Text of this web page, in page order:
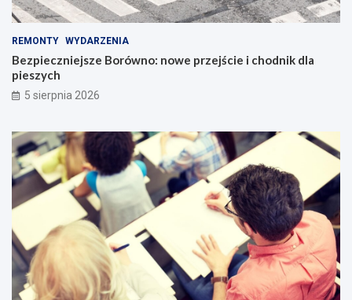
REMONTY WYDARZENIA
Bezpieczniejsze Borówno: nowe przejście i chodnik dla
pieszych
5 sierpnia 2026